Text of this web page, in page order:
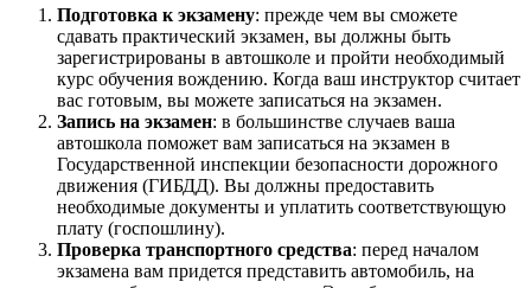
Подготовка к экзамену: прежде чем вы сможете
сдавать практический экзамен, вы должны быть
зарегистрированы в автошколе и пройти необходимый
курс обучения вождению. Когда ваш инструктор считает
вас готовым, вы можете записаться на экзамен.
Запись на экзамен: в большинстве случаев ваша
автошкола поможет вам записаться на экзамен в
Государственной инспекции безопасности дорожного
движения (ГИБДД). Вы должны предоставить
необходимые документы и уплатить соответствующую
плату (госпошлину).
Проверка транспортного средства: перед началом
экзамена вам придется представить автомобиль, на